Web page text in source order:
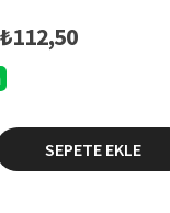
Orijinal
₺112,50Şu
SEPETE EKLE